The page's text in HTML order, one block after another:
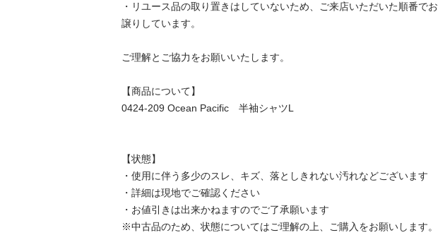
・リユース品の取り置きはしていないため、ご来店いただいた順番でお
譲りしています。
ご理解とご協力をお願いいたします。
【商品について】
0424-209 Ocean Pacific　半袖シャツL
【状態】
・使用に伴う多少のスレ、キズ、落としきれない汚れなどございます
・詳細は現地でご確認ください
・お値引きは出来かねますのでご了承願います
※中古品のため、状態についてはご理解の上、ご購入をお願いします。